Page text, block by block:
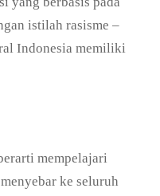
istilah rasisme –
Indonesia memiliki
mempelajari
ke seluruh